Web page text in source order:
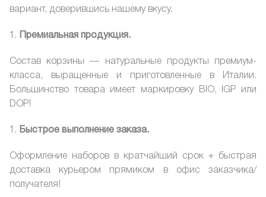
вариант, доверившись нашему вкусу.
Премиальная продукция.
Состав корзины — натуральные продукты премиум-
класса, выращенные и приготовленные в Италии.
Большинство товара имеет маркировку BIO, IGP или
DOP!
Быстрое выполнение заказа.
Оформление наборов в кратчайший срок + быстрая
доставка курьером прямиком в офис заказчика/
получателя!